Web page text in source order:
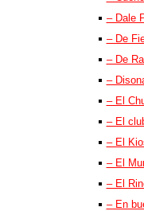
– Dale
– De
– De
–
– El
– El
– El
– El
– El
– En